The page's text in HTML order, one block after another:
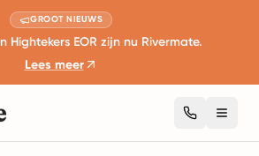
GROOT NIEUWS
Hightekers EOR zijn nu Rivermate.
Lees meer